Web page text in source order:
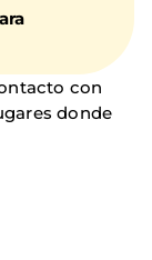
con
donde